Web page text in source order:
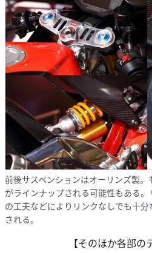
前後サスペンションはオーリンズ製
がラインナップされる可能性もある
の工夫などによりリンクなしでも十
される。
【そのほか各部の